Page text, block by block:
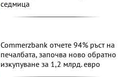
седмица
Commerzbank отчете 94% ръст на
печалбата, започва ново обратно
изкупуване за 1,2 млрд. евро